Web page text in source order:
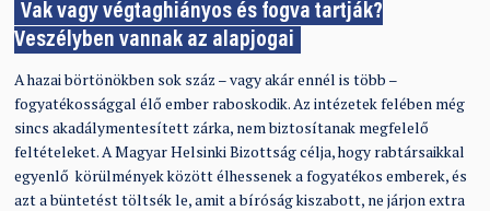
Vak vagy végtaghiányos és fogva tartják?
Veszélyben vannak az alapjogai
A hazai börtönökben sok száz – vagy akár ennél is több –
fogyatékossággal élő ember raboskodik. Az intézetek felében még
sincs akadálymentesített zárka, nem biztosítanak megfelelő
feltételeket. A Magyar Helsinki Bizottság célja, hogy rabtársaikkal
egyenlő körülmények között élhessenek a fogyatékos emberek, és
azt a büntetést töltsék le, amit a bíróság kiszabott, ne járjon extra